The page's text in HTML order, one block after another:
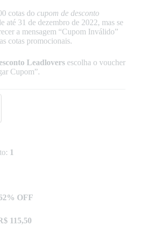
cotas do cupom de desconto
até 31 de dezembro de 2022, mas se
a mensagem “Cupom Inválido”
cotas promocionais.
Leadlovers escolha o voucher
Cupom”.
1
OFF
115,50